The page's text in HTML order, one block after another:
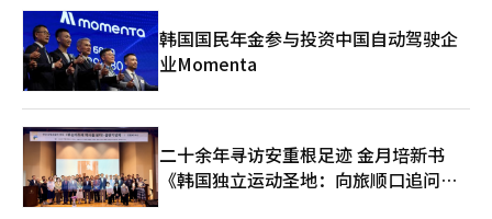
和服务器中GDDR等高性能内存的使用增加，FC-CSP基板在内存
半导体封装中的需求也迅速增长。 LG Innotek 计划基于现有移动
用FC-CSP的量产经验，抢占新兴的AI用FC-CSP市场。黄正浩 封装
解决方案市场部部长表示：“LG Innotek 最近获得了全球半导体
CSP基板的新订单不断增加，龟尾半导体生产线已满负荷运
转。”他还补充道：“即将在本月开工的越南半导体基板新工厂将
首先扩大FC-CSP和RF-SiP基板的生产线，以应对国内外客户的需
求。” ‘后发者’FC-BGA龟尾工厂，建立行业最高水平的智能工
厂 随着高性能、高规格半导体芯片的应用领域从智能手机扩展到
三星或SK有所不同。三星基于巨额投资专注于半导体的超越战
略，而SK则在电池和生物领域进行大规模的重组，LG则在加强现
有主力业务的竞争力方面扩大AI的应用范围。 LG并没有强行开辟
新的领域，而是将AI与制造、质量和客户体验等现有优势结合，以
最大化竞争力。市场上对此评价为“最具LG特色的AI战略”。 实
际上，LG过去也通过选择和集中战略重组了业务结构。果断退出
智能手机业务，减少了盈利能力下降的LCD业务比例。相反，LG
将能力集中在汽车电子、电池、HVAC和工业解决方案等未来增长
潜力较大的领域，调整了集团的投资组合。 如今的AX战略也被分
析为不仅仅是技术引入，而是重新设计集团未来实力的过程。 业
所。政府应提供支持，而非干预。通过税收、能源、水资源、人
才、研发、放宽监管和外交支持，确保企业在全球竞争中不落后。
商界和学界应提出结构性的解决方案，而非情感化的反应，劳动者
也应思考权利与责任的平衡。公众应将三星电子视为国家竞争力的
支柱，而非单纯的指责对象。历史警示我们。雅虎曾是互联网的门
户，却迷失了方向；诺基亚曾是手机之王，却未能成功转型为智能
手机；思科是互联网泡沫的象征，但在泡沫破裂后经历了漫长的低
迷。科技企业的巅峰并非荣耀，而是风险。昨日的成功并不能保证
明日的生存。三星电子也不例外。如今的1万亿美元只是对过去成
就的评估，并不是未来的保证。因此，三星电子的前行之路十分明
佳季度业绩，市场对其全年营业利润突破200万亿韩元的预期升
温。按公司将营业利润的10%用于绩效奖金的惯例，相关奖金规模
预计将达20万亿韩元。截至去年年底，SK海力士员工总数为3.45
万人，粗略估算人均绩效奖金或将达约6亿韩元。
韩国国民年金参与投资中国自动驾驶企
业Momenta
二十余年寻访安重根足迹 金月培新书
《韩国独立运动圣地：向旅顺口追问历